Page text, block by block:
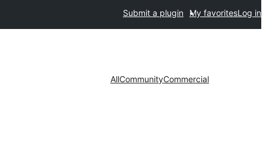
Submit a plugin My favoritesLog in
AllCommunityCommercial